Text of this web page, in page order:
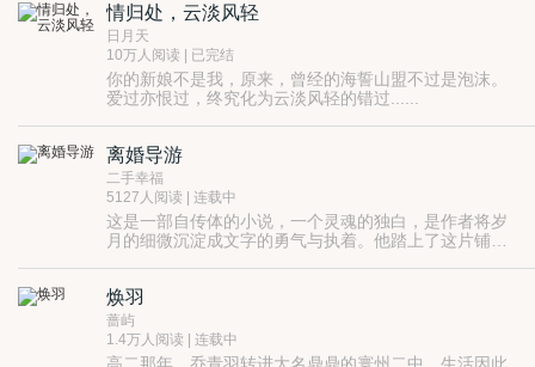
了是吧？”杜妍熙嗤笑：“不然呢？”
情归处，云淡风轻
日月天
10万人阅读 | 已完结
你的新娘不是我，原来，曾经的海誓山盟不过是泡沫。
爱过亦恨过，终究化为云淡风轻的错过......
离婚导游
二手幸福
5127人阅读 | 连载中
这是一部自传体的小说，一个灵魂的独白，是作者将岁
月的细微沉淀成文字的勇气与执着。他踏上了这片铺满
自的角色和场景。离婚，宛如人生的一场交响曲，奏响
了别离和新的开始。它不是结束，而是重新演奏着另一
段旋律。在每个不幸的婚姻世界里，我渐渐地理解到每
个人都是一部独特的小说，而我则是一个虚拟的导游，
焕羽
蔷屿
1.4万人阅读 | 连载中